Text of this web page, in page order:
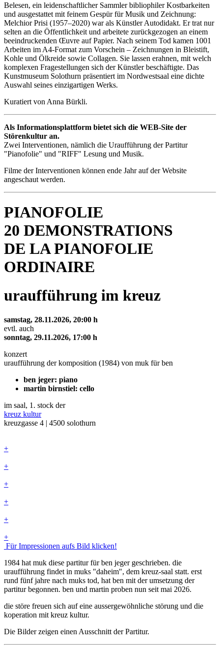
Belesen, ein leidenschaftlicher Sammler bibliophiler Kostbarkeiten
und ausgestattet mit feinem Gespür für Musik und Zeichnung:
Melchior Prisi (1957–2020) war als Künstler Autodidakt. Er trat nur
selten an die Öffentlichkeit und arbeitete zurückgezogen an einem
beeindruckenden Œuvre auf Papier. Nach seinem Tod kamen 1001
Arbeiten im A4-Format zum Vorschein – Zeichnungen in Bleistift,
Kohle und Ölkreide sowie Collagen. Sie lassen erahnen, mit welch
komplexen Fragestellungen sich der Künstler beschäftigte. Das
Kunstmuseum Solothurn präsentiert im Nordwestsaal eine dichte
Auswahl seines einzigartigen Werks.
Kuratiert von Anna Bürkli.
Als Informationsplattform bietet sich die WEB-Site der
Störenkultur an.
Zwei Interventionen, nämlich die Uraufführung der Partitur
"Pianofolie" und "RIFF" Lesung und Musik.
Filme der Interventionen können ende Jahr auf der Website
angeschaut werden.
PIANOFOLIE
20 DEMONSTRATIONS
DE LA PIANOFOLIE
ORDINAIRE
uraufführung im kreuz
samstag, 28.11.2026, 20:00 h
evtl. auch
sonntag, 29.11.2026, 17:00 h
konzert
uraufführung der komposition (1984) von muk für ben
ben jeger: piano
martin birnstiel: cello
im saal, 1. stock der
kreuz kultur
kreuzgasse 4 | 4500 solothurn
+
+
+
+
+
+
Für Impressionen aufs Bild klicken!
1984 hat muk diese partitur für ben jeger geschrieben. die
uraufführung findet in muks "daheim", dem kreuz-saal statt. erst
rund fünf jahre nach muks tod, hat ben mit der umsetzung der
partitur begonnen. ben und martin proben nun seit mai 2026.
die störe freuen sich auf eine aussergewöhnliche störung und die
koperation mit kreuz kultur.
Die Bilder zeigen einen Ausschnitt der Partitur.